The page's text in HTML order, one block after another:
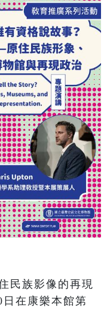
民族影像的再現
在康樂本館第